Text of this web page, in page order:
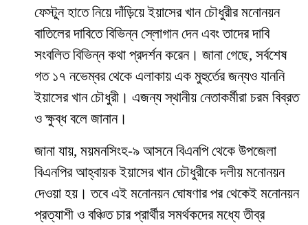
ফেস্টুন হাতে নিয়ে দাঁড়িয়ে ইয়াসের খান চৌধুরীর মনোনয়ন
বাতিলের দাবিতে বিভিন্ন স্লোগান দেন এবং তাদের দাবি
সংবলিত বিভিন্ন কথা প্রদর্শন করেন। জানা গেছে, সর্বশেষ
গত ১৭ নভেম্বর থেকে এলাকায় এক মুহুর্তের জন্যও যাননি
ইয়াসের খান চৌধুরী। এজন্য স্থানীয় নেতাকর্মীরা চরম বিব্রত
ও ক্ষুব্ধ বলে জানান।
জানা যায়, ময়মনসিংহ-৯ আসনে বিএনপি থেকে উপজেলা
বিএনপির আহ্বায়ক ইয়াসের খান চৌধুরীকে দলীয় মনোনয়ন
দেওয়া হয়। তবে এই মনোনয়ন ঘোষণার পর থেকেই মনোনয়ন
প্রত্যাশী ও বঞ্চিত চার প্রার্থীর সমর্থকদের মধ্যে তীব্র